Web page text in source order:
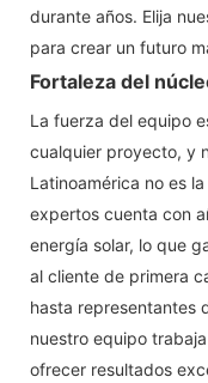
durante años. Elija
para crear un futuro
Fortaleza del
La fuerza del equipo
cualquier proyecto, y
Latinoamérica no es
expertos cuenta con
energía solar, lo que
al cliente de primera
hasta representantes
nuestro equipo
ofrecer resultados